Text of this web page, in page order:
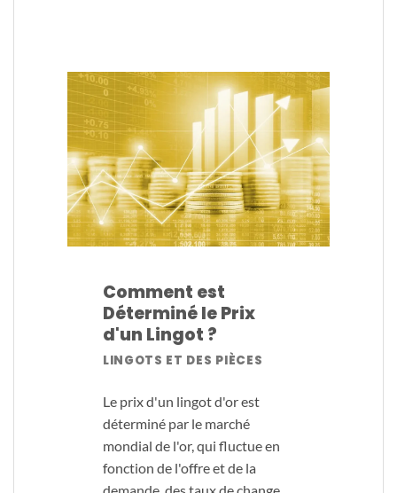
Comment est
Déterminé le Prix
d'un Lingot ?
LINGOTS ET DES PIÈCES
Le prix d'un lingot d'or est
déterminé par le marché
mondial de l'or, qui fluctue en
fonction de l'offre et de la